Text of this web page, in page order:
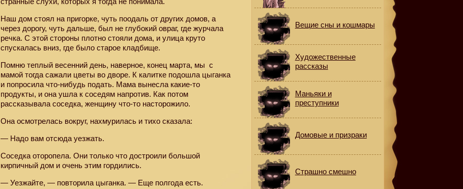
Наш дом стоял на пригорке, чуть поодаль от других домов, а
через дорогу, чуть дальше, был не глубокий овраг, где журчала
речка. С этой стороны плотно стояли дома, и улица круто
спускалась вниз, где было старое кладбище.
Помню теплый весенний день, наверное, конец марта, мы с
мамой тогда сажали цветы во дворе. К калитке подошла цыганка
и попросила что-нибудь подать. Мама вынесла какие-то
продукты, и она ушла к соседям напротив. Как потом
рассказывала соседка, женщину что-то насторожило.
Она осмотрелась вокруг, нахмурилась и тихо сказала:
— Надо вам отсюда уезжать.
Соседка оторопела. Они только что достроили большой
кирпичный дом и очень этим гордились.
— Уезжайте, — повторила цыганка. — Еще полгода есть.
Вещие сны и кошмары
Художественные
рассказы
Маньяки и
преступники
Домовые и призраки
Страшно смешно